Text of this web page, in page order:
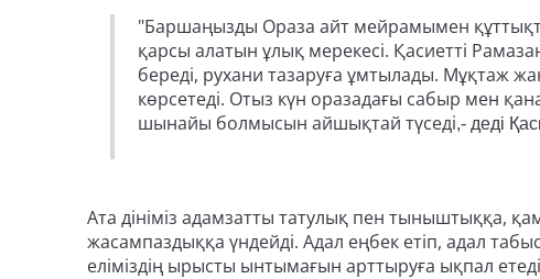
"Баршаңызды Ораза айт мейрамымен
қарсы алатын ұлық мерекесі. Қасиетті
береді, рухани тазаруға ұмтылады. Мұқтаж
көрсетеді. Отыз күн оразадағы сабыр мен
шынайы болмысын айшықтай түседі,- деді
Ата дініміз адамзатты татулық пен тыныштыққа,
жасампаздыққа үндейді. Адал еңбек етіп, адал
еліміздің ырысты ынтымағын арттыруға ықпал